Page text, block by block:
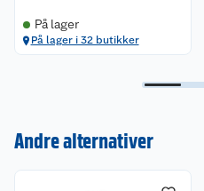
På lager
På lager i 32 butikker
Andre alternativer